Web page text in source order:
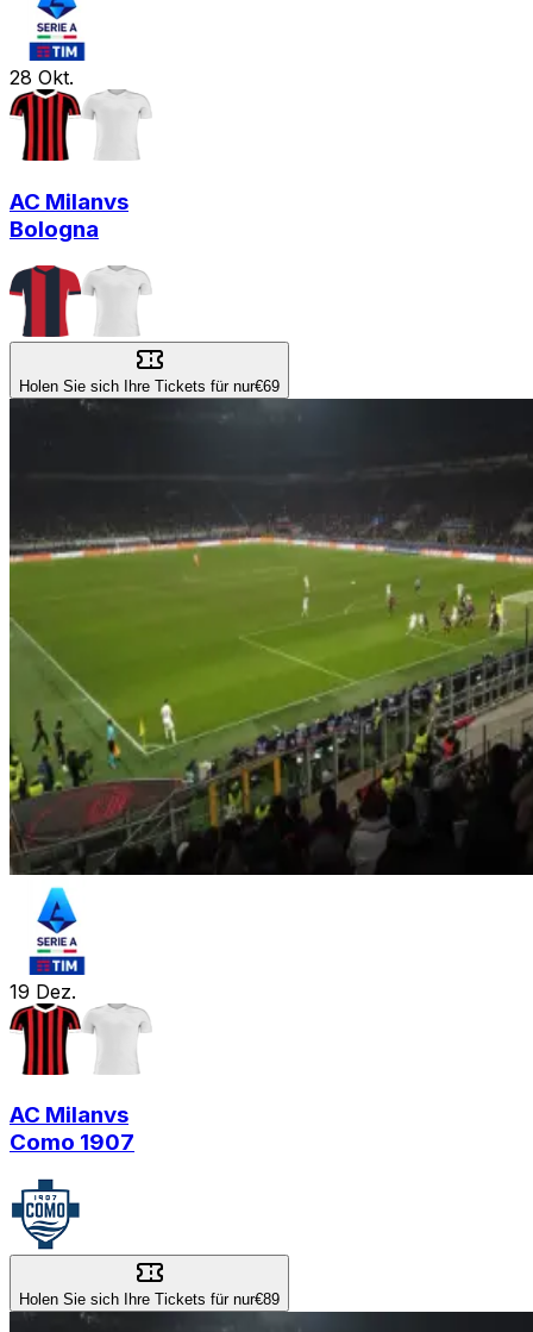
28 Okt.
AC Milanvs
Bologna
Holen Sie sich Ihre Tickets für nur€69
19 Dez.
AC Milanvs
Como 1907
Holen Sie sich Ihre Tickets für nur€89